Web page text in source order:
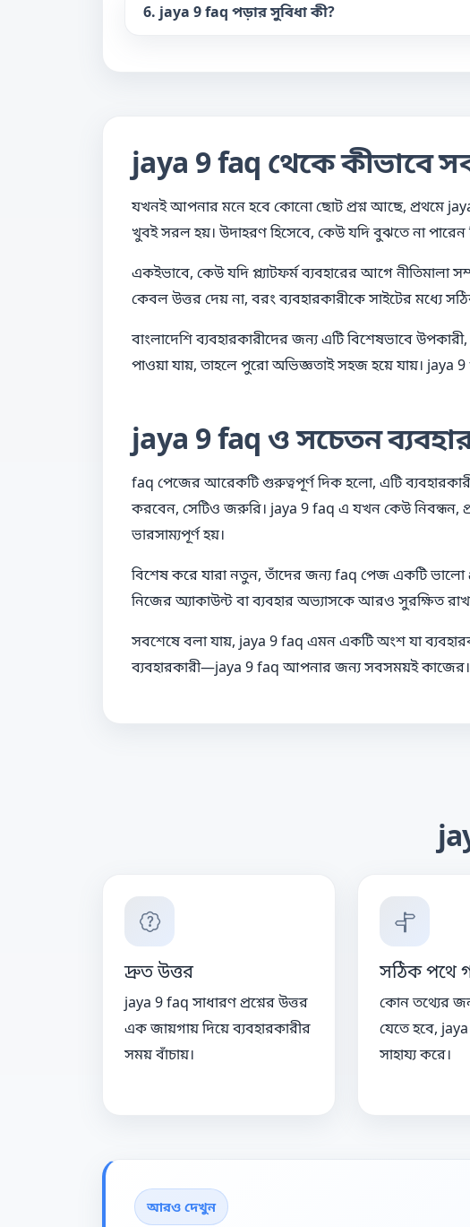
6. jaya 9 faq পড়ার সুবিধা কী?
jaya 9 faq থেকে কীভাবে
যখনই আপনার মনে হবে কোনো ছোট প্রশ্ন আছে, প্রথমে
খুবই সরল হয়। উদাহরণ হিসেবে, কেউ যদি বুঝতে না
একইভাবে, কেউ যদি প্ল্যাটফর্ম ব্যবহারের আগে নীতিমালা
কেবল উত্তর দেয় না, বরং ব্যবহারকারীকে সাইটের মধ্যে
বাংলাদেশি ব্যবহারকারীদের জন্য এটি বিশেষভাবে
পাওয়া যায়, তাহলে পুরো অভিজ্ঞতাই সহজ হয়ে যায়। jaya 9
jaya 9 faq ও সচেতন
faq পেজের আরেকটি গুরুত্বপূর্ণ দিক হলো, এটি
করবেন, সেটিও জরুরি। jaya 9 faq এ যখন কেউ নিবন্ধন,
ভারসাম্যপূর্ণ হয়।
বিশেষ করে যারা নতুন, তাঁদের জন্য faq পেজ একটি ভালো
নিজের অ্যাকাউন্ট বা ব্যবহার অভ্যাসকে আরও সুরক্ষিত
সবশেষে বলা যায়, jaya 9 faq এমন একটি অংশ যা
ব্যবহারকারী—jaya 9 faq আপনার জন্য সবসময়ই কাজের।
দ্রুত উত্তর
jaya 9 faq সাধারণ প্রশ্নের উত্তর
এক জায়গায় দিয়ে ব্যবহারকারীর
সময় বাঁচায়।
সঠিক পথে
কোন তথ্যের
যেতে হবে,
সাহায্য করে।
আরও দেখুন